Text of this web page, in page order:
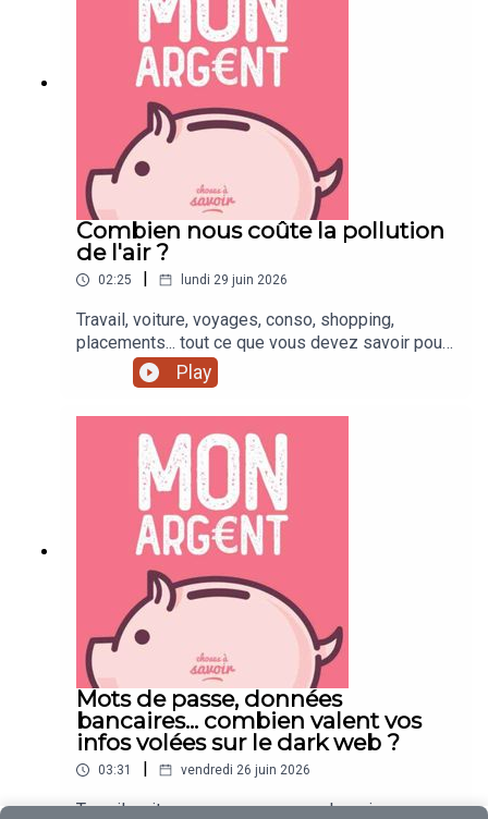
Combien nous coûte la pollution
de l'air ?
02:25 lundi 29 juin 2026
Travail, voiture, voyages, conso, shopping,
placements... tout ce que vous devez savoir pour
mieux gérer votre argent !
Play
Mots de passe, données
bancaires... combien valent vos
infos volées sur le dark web ?
03:31 vendredi 26 juin 2026
Travail, voiture, voyages, conso, shopping,